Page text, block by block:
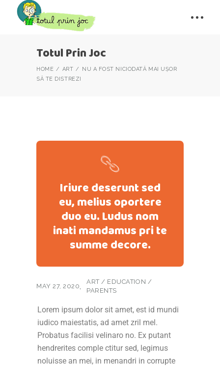
Totul Prin Joc
HOME ART
NU A FOST NICIODATĂ MAI UȘOR
SĂ TE DISTREZI
Iriure deserunt sed
eu, melius oportere
duo eu. Ludus nom
inati mandamus pri te
summe decore.
MAY 27, 2020
ART/ EDUCATION /
PARENTS
Lorem ipsum dolor sit amet, est id mundi
iudico maiestatis, ad amet zril mel.
Probatus facilisi velinaro no. Ex putant
hendrerites comple ctitur sed, legimus
noluisse an mei, in menandri in corrupte